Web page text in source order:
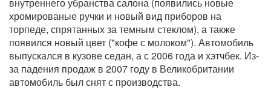
хромированые ручки и новый вид приборов на
торпеде, спрятанных за темным стеклом), а также
появился новый цвет ("кофе с молоком"). Автомобиль
выпускался в кузове седан, а с 2006 года и хэтчбек. Из-
за падения продаж в 2007 году в Великобритании
автомобиль был снят с производства.